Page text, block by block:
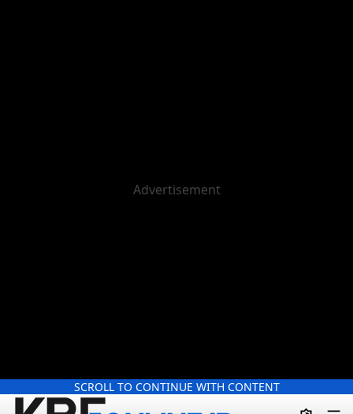
SCROLL TO CONTINUE WITH CONTENT